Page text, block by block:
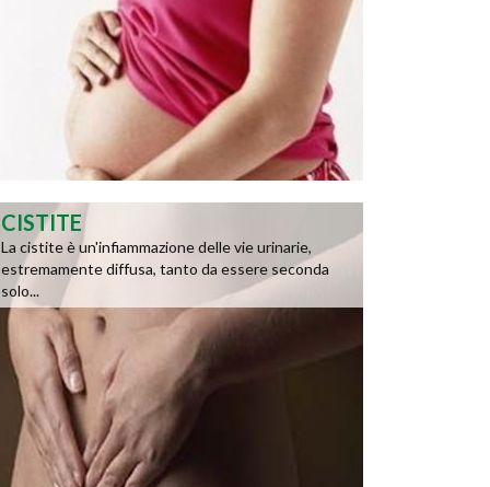
CISTITE
La cistite è un'infiammazione delle vie urinarie,
estremamente diffusa, tanto da essere seconda
solo...